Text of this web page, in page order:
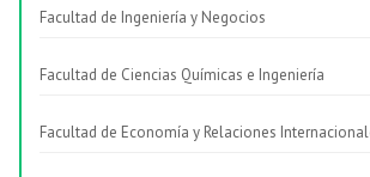
Facultad de Ingeniería y Negocios
Facultad de Ciencias Químicas e Ingeniería
Facultad de Economía y Relaciones